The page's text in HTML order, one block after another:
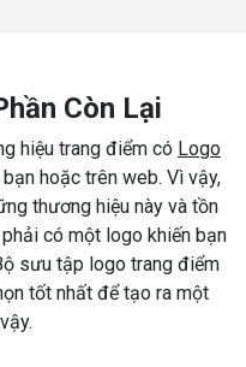
Còn Lại
hiệu trang điểm có Logo
hoặc trên web. Vì vậy,
thương hiệu này và tồn
có một logo khiến bạn
sưu tập logo trang điểm
tốt nhất để tạo ra một